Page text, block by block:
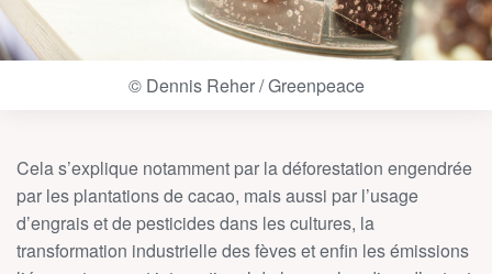
© Dennis Reher / Greenpeace
Cela s’explique notamment par la déforestation engendrée
par les plantations de cacao, mais aussi par l’usage
d’engrais et de pesticides dans les cultures, la
transformation industrielle des fèves et enfin les émissions